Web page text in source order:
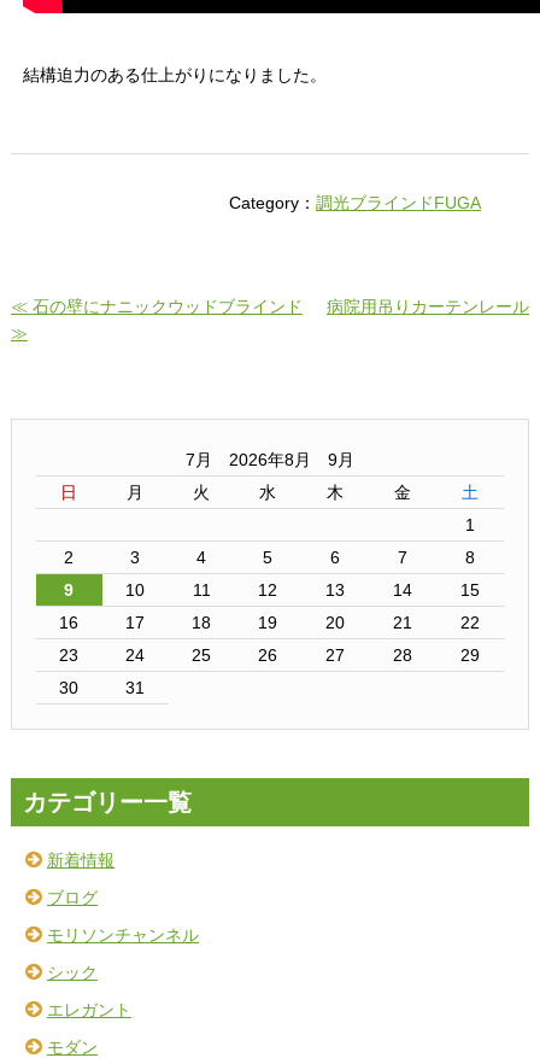
結構迫力のある仕上がりになりました。
Category：調光ブラインドFUGA
≪ 石の壁にナニックウッドブラインド
病院用吊りカーテンレール
≫
7月 2026年8月 9月
日
月 火 水 木 金
土
1
2
3 4 5 6 7
8
9
10 11 12 13 14
15
16
17 18 19 20 21
22
23
24 25 26 27 28
29
30
31
カテゴリー一覧
新着情報
ブログ
モリソンチャンネル
シック
エレガント
モダン